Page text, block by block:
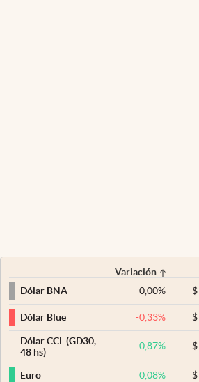
Variación
Dólar BNA
0,00% $
Dólar Blue -0,33% $
Dólar CCL (GD30,
48 hs)
0,87% $
Euro 0,08% $